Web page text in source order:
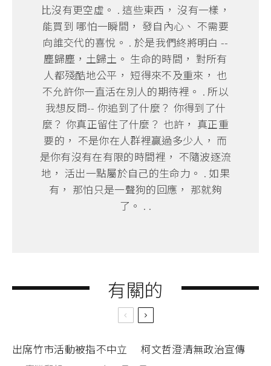
比沒有更空虛。 . 這些東西， 沒有一樣，
能買到 哪怕一瞬間， 發自內心、 不需要
向誰交代的喜悅。 . 於是我們終將明白 --
塵歸塵，土歸土。 生命的時間， 對所有
人都殘酷地公平， 短得來不及重來， 也
不允許你一直活在別人的期待裡。 . 所以
我想反問-- 你追到了什麼？ 你得到了什
麼？ 你真正留住了什麼？ 也許， 真正重
要的， 不是你在人群裡贏過多少人， 而
是你有沒有在有限的時間裡， 不隨波逐流
地， 活出一點屬於自己的生命力。 . 如果
有， 那怕只是一聲狗的回應， 那就夠
了。 . .
有關的
出席竹市活動被指不中立 柯文哲澄清無政治宣傳